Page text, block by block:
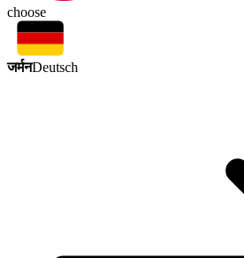
choose
जर्मनDeutsch